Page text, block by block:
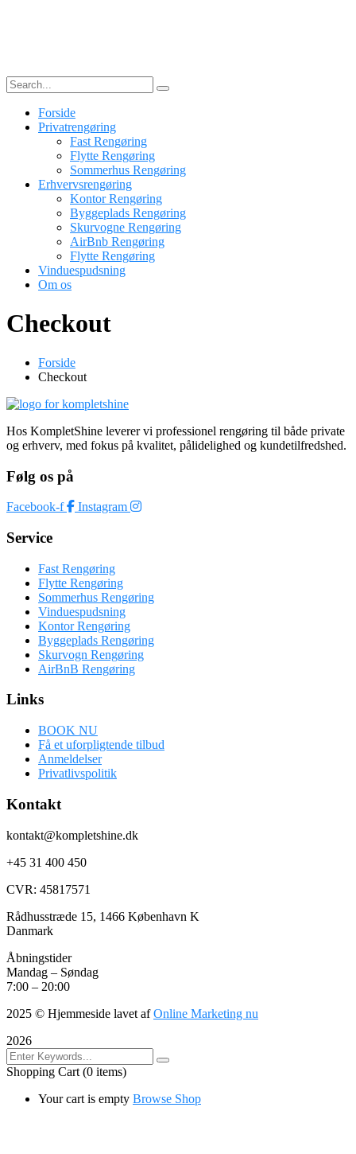
Forside
Privatrengøring
Fast Rengøring
Flytte Rengøring
Sommerhus Rengøring
Erhvervsrengøring
Kontor Rengøring
Byggeplads Rengøring
Skurvogne Rengøring
AirBnb Rengøring
Flytte Rengøring
Vinduespudsning
Om os
Checkout
Forside
Checkout
Hos KompletShine leverer vi professionel rengøring til både private
og erhverv, med fokus på kvalitet, pålidelighed og kundetilfredshed.
Følg os på
Facebook-f Instagram
Service
Fast Rengøring
Flytte Rengøring
Sommerhus Rengøring
Vinduespudsning
Kontor Rengøring
Byggeplads Rengøring
Skurvogn Rengøring
AirBnB Rengøring
Links
BOOK NU
Få et uforpligtende tilbud
Anmeldelser
Privatlivspolitik
Kontakt
kontakt@kompletshine.dk
+45 31 400 450
CVR: 45817571
Rådhusstræde 15, 1466 København K
Danmark
Åbningstider
Mandag – Søndag
7:00 – 20:00
2025 © Hjemmeside lavet afOnline Marketing nu
2026
Shopping Cart (0 items)
Your cart is empty Browse Shop